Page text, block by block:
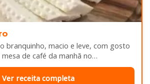
branquinho, macio e leve, com gosto
de café da manhã no…
Ver receita completa